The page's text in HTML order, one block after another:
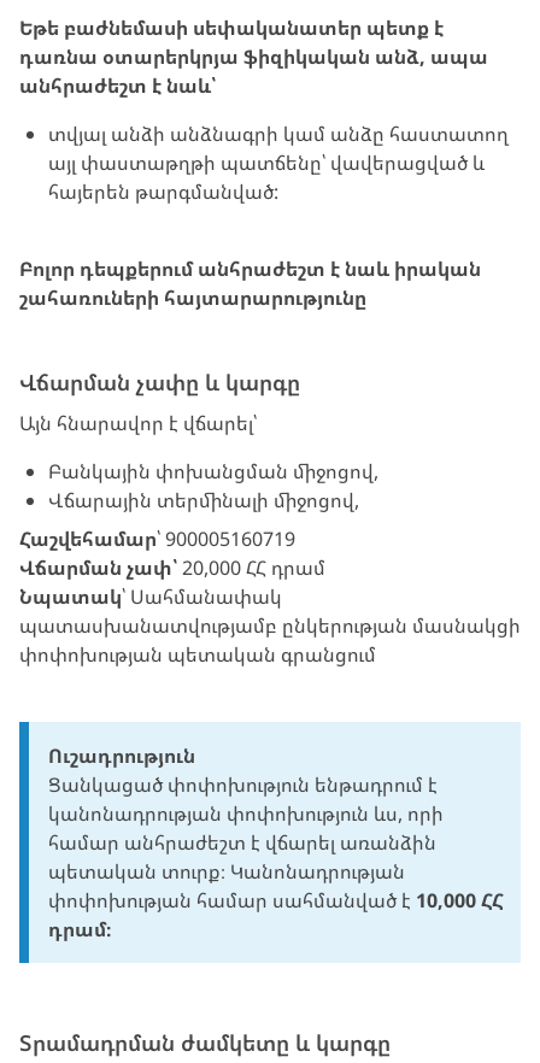
Եթե բաժնեմասի սեփականատեր պետք է
դառնա օտարերկրյա ֆիզիկական անձ, ապա
անհրաժեշտ է նաև՝
տվյալ անձի անձնագրի կամ անձը հաստատող
այլ փաստաթղթի պատճենը՝ վավերացված և
հայերեն թարգմանված:
Բոլոր դեպքերում անհրաժեշտ է նաև իրական
շահառուների հայտարարությունը
Վճարման չափը և կարգը
Այն հնարավոր է վճարել՝
Բանկային փոխանցման միջոցով,
Վճարային տերմինալի միջոցով,
Հաշվեհամար՝900005160719
Վճարման չափ՝20,000 ՀՀ դրամ
Նպատակ՝ Սահմանափակ
պատասխանատվությամբ ընկերության մասնակցի
փոփոխության պետական գրանցում
Ուշադրություն
Ցանկացած փոփոխություն ենթադրում է
կանոնադրության փոփոխություն ևս, որի
համար անհրաժեշտ է վճարել առանձին
պետական տուրք։ Կանոնադրության
փոփոխության համար սահմանված է 10,000 ՀՀ
դրամ։
Տրամադրման ժամկետը և կարգը